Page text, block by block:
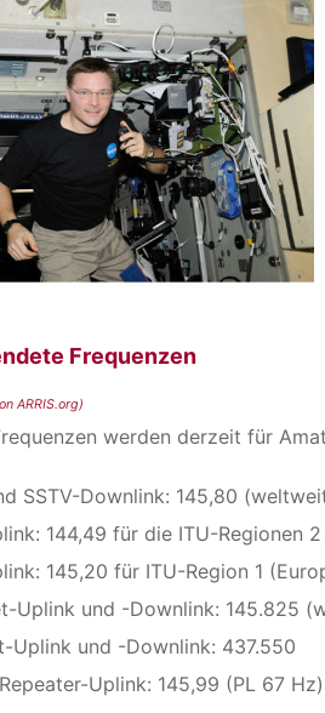
Frequenzen
ARRIS.org)
werden derzeit für
SSTV-Downlink: 145,80
144,49 für die ITU-Regionen
145,20 für ITU-Region 1
Uplink und -Downlink: 145.825
Uplink und -Downlink: 437.550
Uplink: 145,99 (PL 67 Hz)